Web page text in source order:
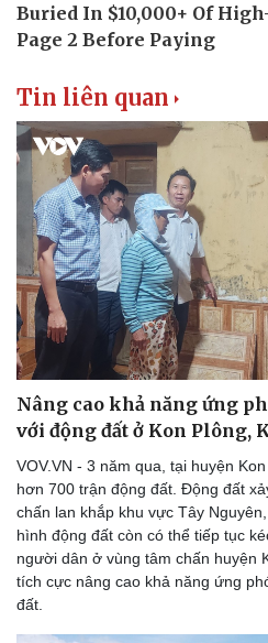
Tin liên quan
Nâng cao khả năng ứng
với động đất ở Kon Plông,
VOV.VN - 3 năm qua, tại huyện
hơn 700 trận động đất. Động đất
chấn lan khắp khu vực Tây
hình động đất còn có thể tiếp tục
người dân ở vùng tâm chấn huyện
tích cực nâng cao khả năng ứng
đất.